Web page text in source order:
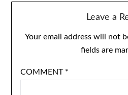
Leave a
Your email address will not
fields are
COMMENT *